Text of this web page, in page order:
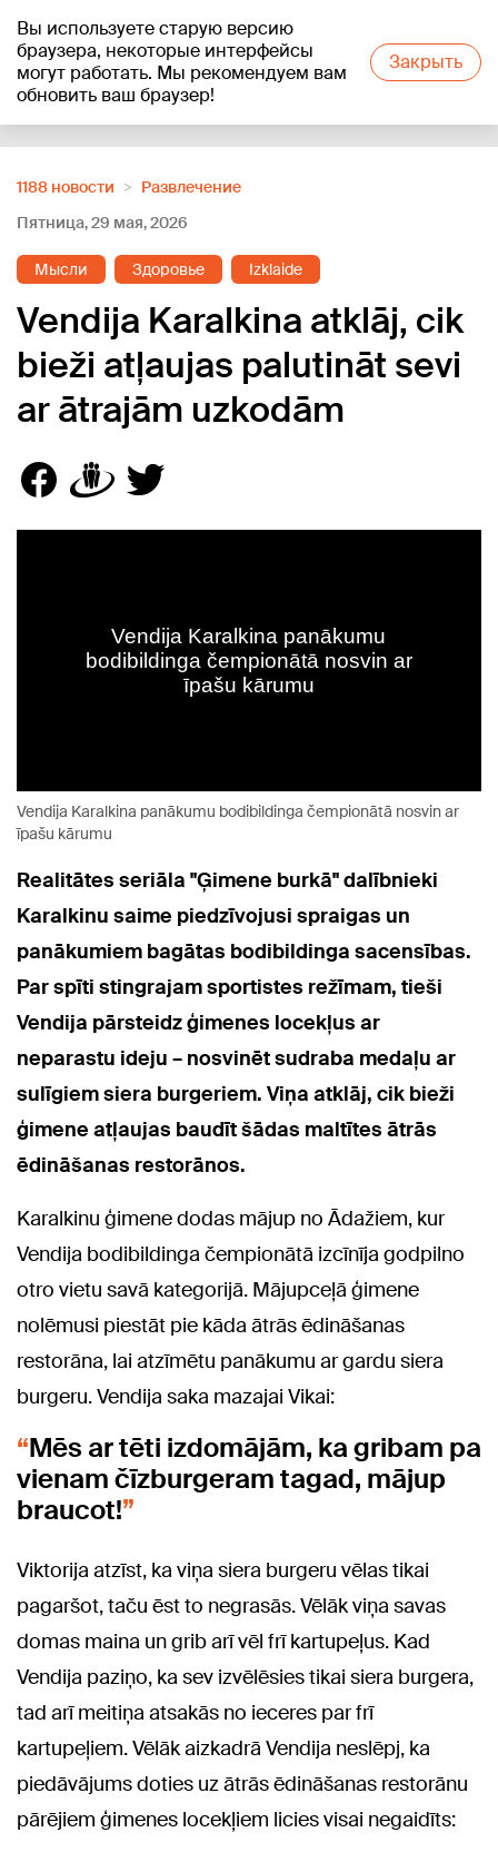
Вы используете старую версию
браузера, некоторые интерфейсы
могут работать. Мы рекомендуем вам
обновить ваш браузер!
Закрыть
+16°C
1188 новости
Развлечение
Пятница, 29 мая, 2026
Мысли Здоровье Izklaide
Vendija Karalkina atklāj, cik
bieži atļaujas palutināt sevi
ar ātrajām uzkodām
Vendija Karalkina panākumu bodibildinga čempionātā nosvin ar
īpašu kārumu
Realitātes seriāla "Ģimene burkā" dalībnieki
Karalkinu saime piedzīvojusi spraigas un
panākumiem bagātas bodibildinga sacensības.
Par spīti stingrajam sportistes režīmam, tieši
Vendija pārsteidz ģimenes locekļus ar
neparastu ideju – nosvinēt sudraba medaļu ar
sulīgiem siera burgeriem. Viņa atklāj, cik bieži
ģimene atļaujas baudīt šādas maltītes ātrās
ēdināšanas restorānos.
Karalkinu ģimene dodas mājup no Ādažiem, kur
Vendija bodibildinga čempionātā izcīnīja godpilno
otro vietu savā kategorijā. Mājupceļā ģimene
nolēmusi piestāt pie kāda ātrās ēdināšanas
restorāna, lai atzīmētu panākumu ar gardu siera
burgeru. Vendija saka mazajai Vikai:
Mēs ar tēti izdomājām, ka gribam pa
vienam čīzburgeram tagad, mājup
braucot!
Viktorija atzīst, ka viņa siera burgeru vēlas tikai
pagaršot, taču ēst to negrasās. Vēlāk viņa savas
domas maina un grib arī vēl frī kartupeļus. Kad
Vendija paziņo, ka sev izvēlēsies tikai siera burgera,
tad arī meitiņa atsakās no ieceres par frī
kartupeļiem. Vēlāk aizkadrā Vendija neslēpj, ka
piedāvājums doties uz ātrās ēdināšanas restorānu
pārējiem ģimenes locekļiem licies visai negaidīts: